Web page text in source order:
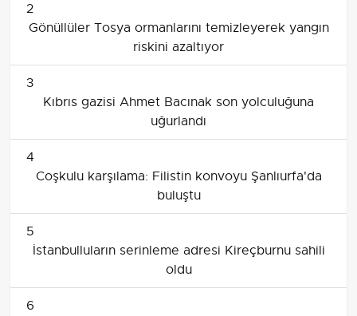
2
Gönüllüler Tosya ormanlarını temizleyerek yangın
riskini azaltıyor
3
Kıbrıs gazisi Ahmet Bacınak son yolculuğuna
uğurlandı
4
Coşkulu karşılama: Filistin konvoyu Şanlıurfa'da
buluştu
5
İstanbulluların serinleme adresi Kireçburnu sahili
oldu
6